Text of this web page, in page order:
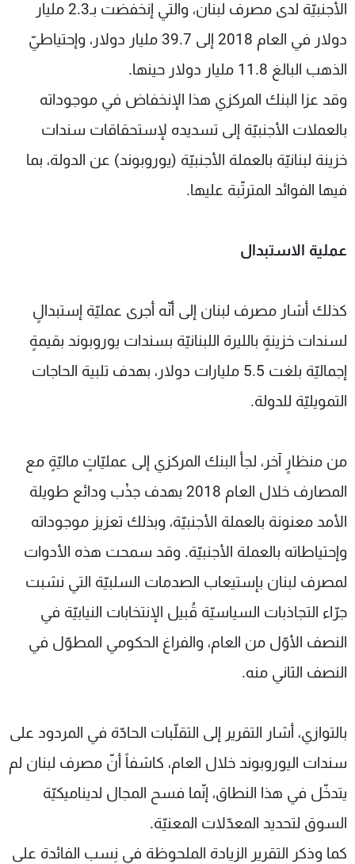
الأجنبيّة لدى مصرف لبنان، والتي إنخفضت بـ2.3 مليار
دولار في العام 2018 إلى 39.7 مليار دولار، وإحتياطيّ
الذهب البالغ 11.8 مليار دولار حينها.
وقد عزا البنك المركزي هذا الإنخفاض في موجوداته
بالعملات الأجنبيّة إلى تسديده لإستحقاقات سندات
خزينة لبنانيّة بالعملة الأجنبيّة (يوروبوند) عن الدولة، بما
فيها الفوائد المترتّبة عليها.
عملية الاستبدال
كذلك أشار مصرف لبنان إلى أنّه أجرى عمليّة إستبدالٍ
لسندات خزينةٍ بالليرة اللبنانيّة بسندات يوروبوند بقيمةٍ
إجماليّة بلغت 5.5 مليارات دولار، بهدف تلبية الحاجات
التمويليّة للدولة.
من منظارٍ آخر، لجأ البنك المركزي إلى عمليّاتٍ ماليّةٍ مع
المصارف خلال العام 2018 بهدف جذْب ودائع طويلة
الأمد معنونة بالعملة الأجنبيّة، وبذلك تعزيز موجوداته
وإحتياطاته بالعملة الأجنبيّة. وقد سمحت هذه الأدوات
لمصرف لبنان بإستيعاب الصدمات السلبيّة التي نشبت
جرّاء التجاذبات السياسيّة قُبيل الإنتخابات النيابيّة في
النصف الأوّل من العام، والفراغ الحكومي المطوّل في
النصف الثاني منه.
بالتوازي، أشار التقرير إلى التقلّبات الحادّة في المردود على
سندات اليوروبوند خلال العام، كاشفاً أنّ مصرف لبنان لم
يتدخّل في هذا النطاق، إنّما فسح المجال لديناميكيّة
السوق لتحديد المعدّلات المعنيّة.
كما وذكر التقرير الزيادة الملحوظة في نِسب الفائدة على